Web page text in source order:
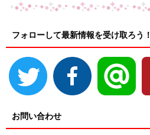
フォローして最新情報を受け取ろう！
お問い合わせ